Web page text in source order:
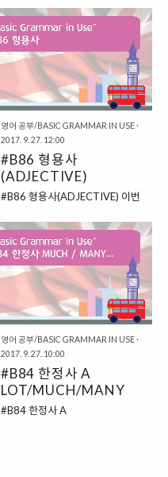
지요. "Rome is not as old as
Athens." (로마는 아테네보다 오래
되지 않았다.) "The Grand H..
해서 이야기하는 경우에 대해서 살
펴보도록 하겠습니다. 말을 하다 보
면, "누구는 누구보다 키가 더 커" 혹
은 "누구는 누구보다 더 나이가 많
아."라는 이야기를 할 수도 있습니
다. 바로 둘을 비교하는 행위를 하는
것이지요. 이렇게, 누군가를 비교해
서, "누구보다 ~하다"는 의미를 담
은 것을 영어로는 "비교급"이라고
표현합니다. 그리고 그 형태는 주로
"-ER"과 "MORE"로 나타나는 모습
이지요. # -ER / MORE = 더 ~한 이
렇게 "-ER"이라는 접두사와
"MORE"이라는 단어를 붙여서 "더
~한"이라는 의미를 첨가할 수 있습
니다. 그럼 언제 "-ER"이 붙고, 언제
"MORE"을 사용하는지에 대해서
궁금하실 텐데요. "-E..
영어 공부/BASIC GRAMMAR IN USE·
2017. 9. 27. 12:00
#B86 형용사
(ADJECTIVE)
#B86 형용사(ADJECTIVE) 이번
기를 해보도록 하겠습니다. 사실, 큰
의미에서 "형용사" 역시도 한정사에
속하는 문법이랍니다. 하지만, 이러
한 용어에 너무 신경 쓰지 않으셨으
면 합니다. 제목은 그냥, 분류를 하
기 위해서 적어둔 것이니 말이죠. 이
번에는 "형용사"가 무엇인지, 그리
고 어떻게 사용되는지에 대해서 한
번 살펴보도록 할 것입니다. # 형용
사 = 명사를 꾸며주는 역할 형용사
를 쉽게 생각해보면, 명사를 꾸며주
는 역할을 하는 단어라고 볼 수 있습
니다. "잘생겼다.", "예쁘다."같은 내
영어 공부/BASIC GRAMMAR IN USE·
2017. 9. 27. 10:00
#B84 한정사 A
LOT/MUCH/MANY
#B84 한정사 A